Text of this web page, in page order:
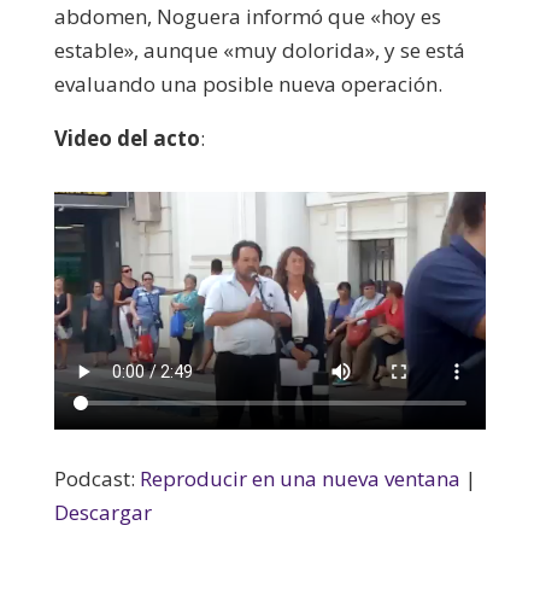
abdomen, Noguera informó que «hoy es
estable», aunque «muy dolorida», y se está
evaluando una posible nueva operación.
Video del acto:
Podcast: Reproducir en una nueva ventana |
Descargar